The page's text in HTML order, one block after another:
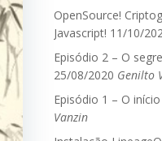
OpenSource!
Javascript! 11/10/
Episódio 2 – O
25/08/2020 Genilto
Episódio 1 – O início
Vanzin